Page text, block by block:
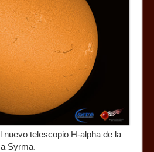
nuevo telescopio H-alpha de la
Syrma.